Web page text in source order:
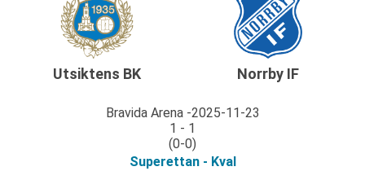
Utsiktens BK
Bravida Arena 2025-11-23
1 - 1
(0-0)
Superettan - Kval
Norrby IF